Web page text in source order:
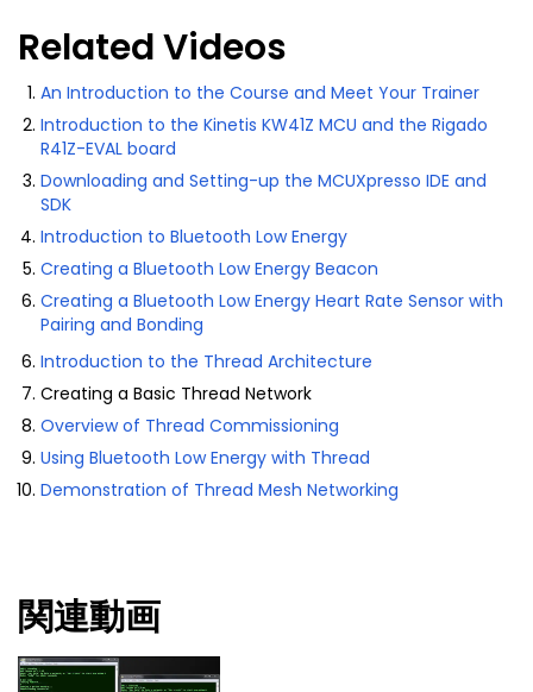
Related Videos
An Introduction to the Course and Meet Your Trainer
Introduction to the Kinetis KW41Z MCU and the Rigado
R41Z-EVAL board
Downloading and Setting-up the MCUXpresso IDE and
SDK
Introduction to Bluetooth Low Energy
Creating a Bluetooth Low Energy Beacon
Creating a Bluetooth Low Energy Heart Rate Sensor with
Pairing and Bonding
Introduction to the Thread Architecture
Creating a Basic Thread Network
Overview of Thread Commissioning
Using Bluetooth Low Energy with Thread
Demonstration of Thread Mesh Networking
関連動画